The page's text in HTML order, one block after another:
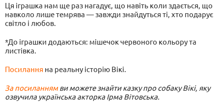
Ця іграшка нам ще раз нагадує, що навіть коли здається, що
навколо лише темрява — завжди знайдуться ті, хто подарує
світло і любов.
*До іграшки додаються: мішечок червоного кольору та
листівка.
Посилання на реальну історію Вікі.
За посиланнямви можете знайти казку про собаку Вікі, яку
озвучила українська акторка Ірма Вітовська.